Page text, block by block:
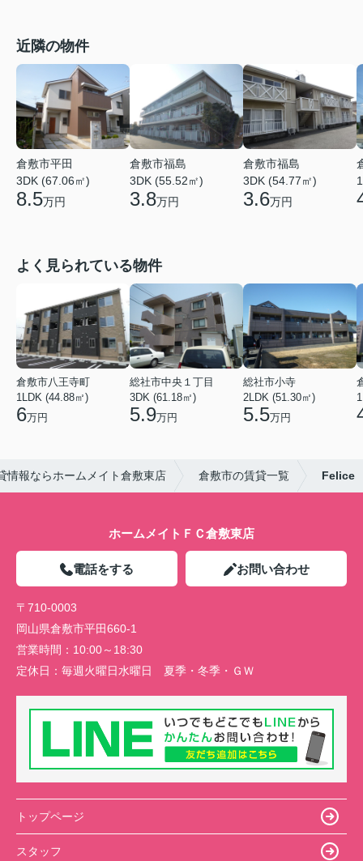
近隣の物件
倉敷市平田
3DK (67.06㎡)
8.5万円
倉敷市福島
3DK (55.52㎡)
3.8万円
倉敷市福島
3DK (54.77㎡)
3.6万円
よく見られている物件
倉敷市八王寺町
1LDK (44.88㎡)
6万円
総社市中央１丁目
3DK (61.18㎡)
5.9万円
総社市小寺
2LDK (51.30㎡)
5.5万円
情報ならホームメイト倉敷東店 倉敷市の賃貸一覧 Felice
ホームメイトＦＣ倉敷東店
電話をする お問い合わせ
〒710-0003
岡山県倉敷市平田660-1
営業時間： 10:00～18:30
定休日： 毎週火曜日水曜日 夏季・冬季・ＧＷ
トップページ
スタッフ